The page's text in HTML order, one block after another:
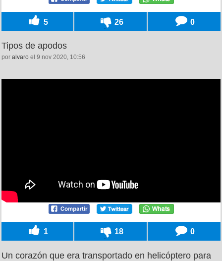
5 26 0
Tipos de apodos
por alvaro el 9 nov 2020, 10:56
1 18 0
Un corazón que era transportado en helicóptero para